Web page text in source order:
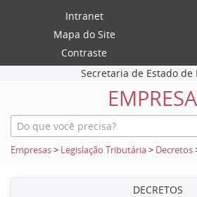
Intranet
Mapa do Site
Contraste
Secretaria de Estado de
Empresas> Legislação Tributária> Decretos
DECRETOS